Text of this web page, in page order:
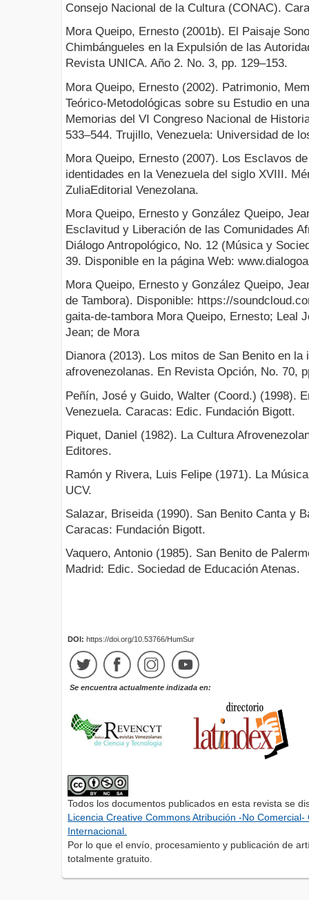
Consejo Nacional de la Cultura (CONAC).
Mora Queipo, Ernesto (2001b). El Paisaje
Chimbángueles en la Expulsión de las
Revista UNICA. Año 2. No. 3, pp. 129–153.
Mora Queipo, Ernesto (2002). Patrimonio,
Teórico-Metodológicas sobre su Estudio en
Memorias del VI Congreso Nacional de
533–544. Trujillo, Venezuela: Universidad de
Mora Queipo, Ernesto (2007). Los Esclavos
identidades en la Venezuela del siglo XVIII.
ZuliaEditorial Venezolana.
Mora Queipo, Ernesto y González Queipo,
Esclavitud y Liberación de las Comunidades
Diálogo Antropológico, No. 12 (Música y
39. Disponible en la página Web:
Mora Queipo, Ernesto y González Queipo,
de Tambora). Disponible: https://
gaita-de-tambora Mora Queipo, Ernesto; Leal
Jean; de Mora
Dianora (2013). Los mitos de San Benito en
afrovenezolanas. En Revista Opción, No. 70,
Peñín, José y Guido, Walter (Coord.) (1998).
Venezuela. Caracas: Edic. Fundación Bigott.
Piquet, Daniel (1982). La Cultura
Editores.
Ramón y Rivera, Luis Felipe (1971). La
UCV.
Salazar, Briseida (1990). San Benito Canta y
Caracas: Fundación Bigott.
Vaquero, Antonio (1985). San Benito de
Madrid: Edic. Sociedad de Educación Atenas.
DOI: https://doi.org/10.53766/HumSur
Se encuentra actualmente indizada en:
Todos los documentos publicados en esta revista se
Licencia Creative Commons Atribución -No
Internacional.
Por lo que el envío, procesamiento y publicación de
totalmente gratuito.